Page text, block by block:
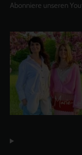
Abonniere unseren